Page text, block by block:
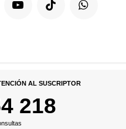
AL SUSCRIPTOR
218